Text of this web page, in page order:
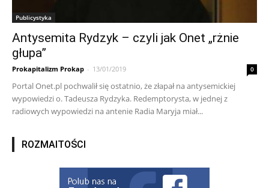
Publicystyka
Antysemita Rydzyk – czyli jak Onet „rżnie
głupa”
Prokapitalizm Prokap - 13/01/2019 0
Portal Onet.pl pochwalił się ostatnio, że złapał na antysemickiej
wypowiedzi o. Tadeusza Rydzyka. Redemptorysta, w jednej z
radiowych wypowiedzi na antenie Radia Maryja miał...
ROZMAITOŚCI